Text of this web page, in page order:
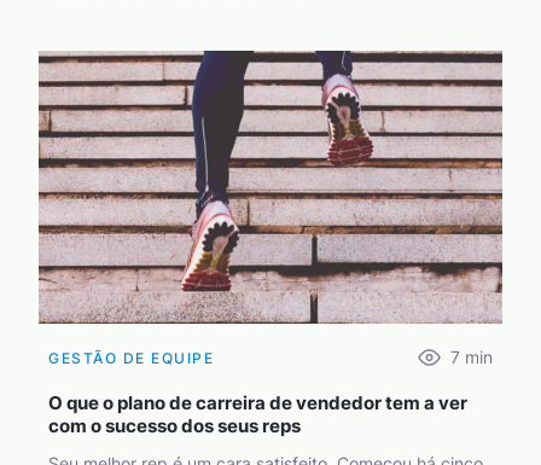
GESTÃO DE EQUIPE 7 min
O que o plano de carreira de vendedor tem a ver
com o sucesso dos seus reps